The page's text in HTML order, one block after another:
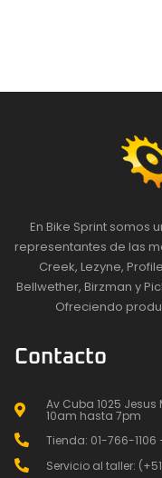
En Bike Sprint
representantes de las
Creek, Lezyne,
Bellwether, Birzman y
Ofreciendo
Contacto
Av Cuba 1025
10am hasta 7pm
Tienda: 01-766-1106
Servicio al taller: